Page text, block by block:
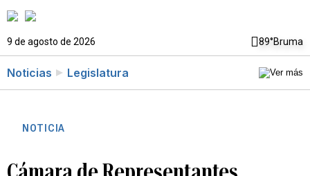
9 de agosto de 2026 89°Bruma
Noticias Legislatura
NOTICIA